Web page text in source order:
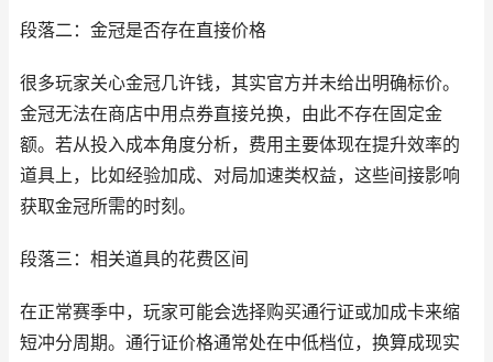
段落二：金冠是否存在直接价格
很多玩家关心金冠几许钱，其实官方并未给出明确标价。
金冠无法在商店中用点券直接兑换，由此不存在固定金
额。若从投入成本角度分析，费用主要体现在提升效率的
道具上，比如经验加成、对局加速类权益，这些间接影响
获取金冠所需的时刻。
段落三：相关道具的花费区间
在正常赛季中，玩家可能会选择购买通行证或加成卡来缩
短冲分周期。通行证价格通常处在中低档位，换算成现实